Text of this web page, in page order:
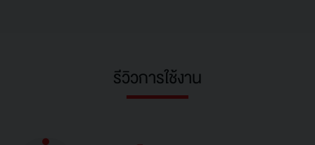
รีวิวการใช้งาน